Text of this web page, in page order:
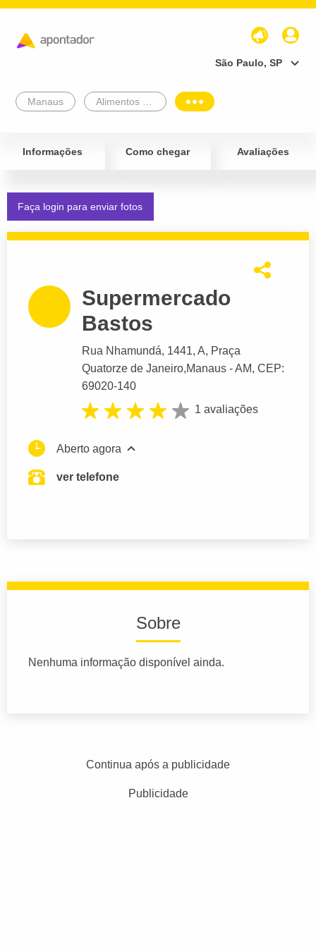
São Paulo, SP
Manaus
Informações Como chegar Avaliações
Faça login para enviar fotos
Supermercado
Bastos
Rua Nhamundá, 1441, A, Praça
Quatorze de Janeiro,Manaus - AM, CEP:
69020-140
1 avaliações
Aberto agora
ver telefone
Sobre
Nenhuma informação disponível ainda.
Continua após a publicidade
Publicidade